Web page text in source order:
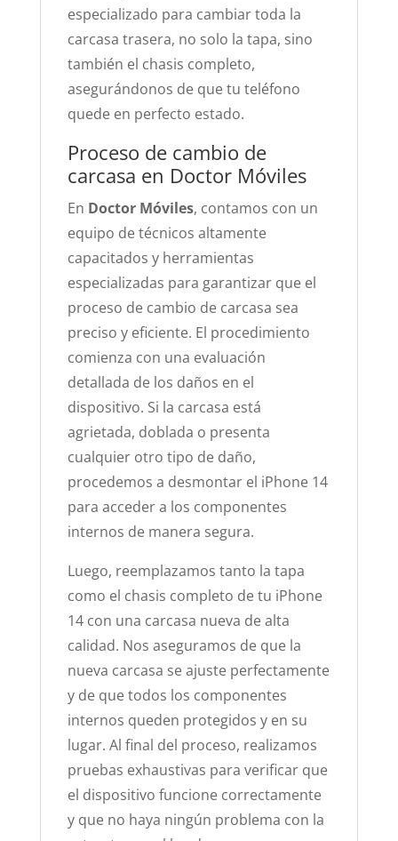
especializado para cambiar toda la
carcasa trasera, no solo la tapa, sino
también el chasis completo,
asegurándonos de que tu teléfono
quede en perfecto estado.
Proceso de cambio de
carcasa en Doctor Móviles
En Doctor Móviles, contamos con un
equipo de técnicos altamente
capacitados y herramientas
especializadas para garantizar que el
proceso de cambio de carcasa sea
preciso y eficiente. El procedimiento
comienza con una evaluación
detallada de los daños en el
dispositivo. Si la carcasa está
agrietada, doblada o presenta
cualquier otro tipo de daño,
procedemos a desmontar el iPhone 14
para acceder a los componentes
internos de manera segura.
Luego, reemplazamos tanto la tapa
como el chasis completo de tu iPhone
14 con una carcasa nueva de alta
calidad. Nos aseguramos de que la
nueva carcasa se ajuste perfectamente
y de que todos los componentes
internos queden protegidos y en su
lugar. Al final del proceso, realizamos
pruebas exhaustivas para verificar que
el dispositivo funcione correctamente
y que no haya ningún problema con la